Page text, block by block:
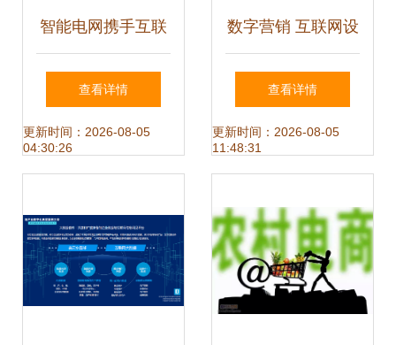
智能电网携手互联
网设备销售，共拓
智能配电行业新纪
查看详情
更新时间：2026-08-05
04:30:26
数字营销 互联网设
备销售的核心引擎
查看详情
更新时间：2026-08-05
11:48:31